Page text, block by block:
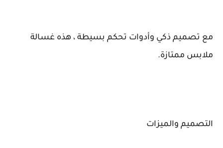
مع تصميم ذكي وأدوات تحكم بسيطة ، هذه غسالة
ملابس ممتازة.
التصميم والميزات